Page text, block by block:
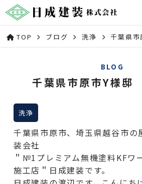
TOP ブログ 洗浄 千葉県
BLOG
千葉県市原市Y様
洗浄
千葉県市原市、埼玉県越谷市の
装会社
＂№1プレミアム無機塗料KF
施工店＂日成建装です。